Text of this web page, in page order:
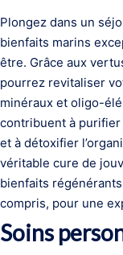
Plongez dans un
bienfaits marins
être. Grâce aux
pourrez revitaliser
minéraux et oligo-
contribuent à purifier
et à détoxifier
véritable cure de
bienfaits
compris, pour une
Soins